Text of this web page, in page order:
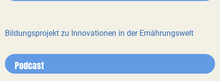
Bildungsprojekt zu Innovationen in der Ernährungswelt
Podcast